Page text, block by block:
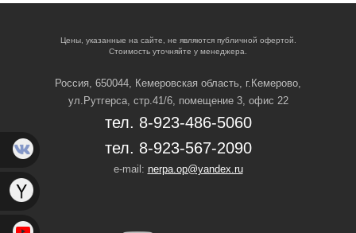
Цены, указанные на сайте, не являются публичной офертой.
Стоимость уточняйте у менеджера.
Россия, 650044, Кемеровская область, г.Кемерово,
ул.Рутгерса, стр.41/6, помещение 3, офис 22
тел. 8-923-486-5060
тел. 8-923-567-2090
e-mail: nerpa.op@yandex.ru